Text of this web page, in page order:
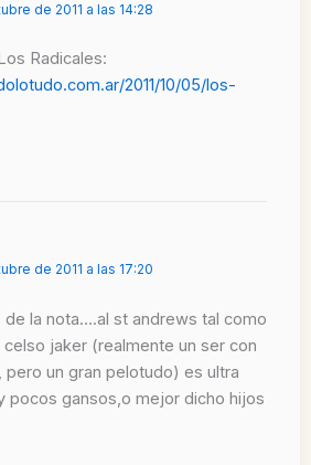
de 2011 a las 14:28
Radicales:
2011/10/05/los-
de 2011 a las 17:20
la nota….al st andrews tal como
jaker (realmente un ser con
pero un gran pelotudo) es ultra
pocos gansos,o mejor dicho hijos